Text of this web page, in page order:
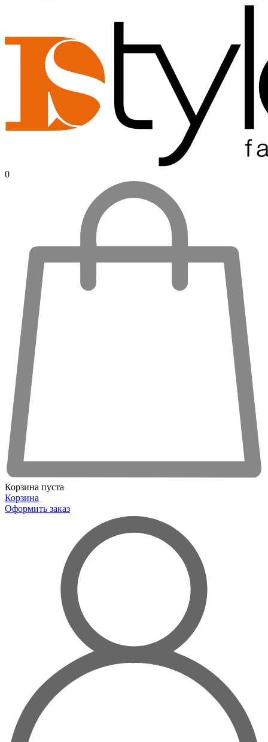
0
Корзина пуста
Корзина
Оформить заказ